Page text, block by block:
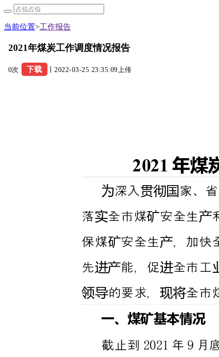
当前位置>工作报告
2021年煤炭工作调度情况报告
0次 下载 丨2022-03-25 23:35:09上传